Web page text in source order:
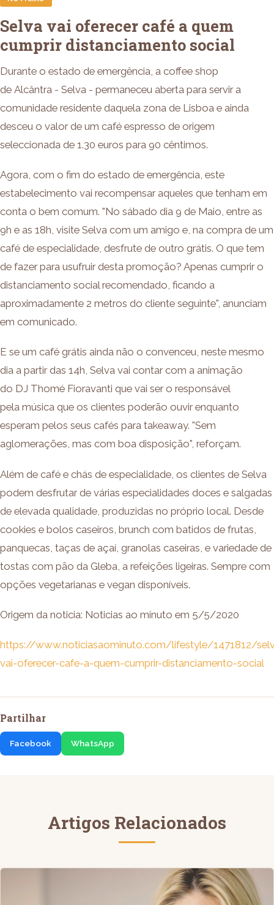
Selva vai oferecer café a quem
cumprir distanciamento social
Durante o estado de emergência, a coffee shop
de Alcântra - Selva - permaneceu aberta para servir a
comunidade residente daquela zona de Lisboa e ainda
desceu o valor de um café espresso de origem
seleccionada de 1.30 euros para 90 cêntimos.
Agora, com o fim do estado de emergência, este
estabelecimento vai recompensar aqueles que tenham em
conta o bem comum. "No sábado dia 9 de Maio, entre as
9h e as 18h, visite Selva com um amigo e, na compra de um
café de especialidade, desfrute de outro grátis. O que tem
de fazer para usufruir desta promoção? Apenas cumprir o
distanciamento social recomendado, ficando a
aproximadamente 2 metros do cliente seguinte", anunciam
em comunicado.
E se um café grátis ainda não o convenceu, neste mesmo
dia a partir das 14h, Selva vai contar com a animação
do DJ Thomé Fioravanti que vai ser o responsável
pela música que os clientes poderão ouvir enquanto
esperam pelos seus cafés para takeaway. "Sem
aglomerações, mas com boa disposição", reforçam.
Além de café e chás de especialidade, os clientes de Selva
podem desfrutar de várias especialidades doces e salgadas
de elevada qualidade, produzidas no próprio local. Desde
cookies e bolos caseiros, brunch com batidos de frutas,
panquecas, taças de açaí, granolas caseiras, e variedade de
tostas com pão da Gleba, a refeições ligeiras. Sempre com
opções vegetarianas e vegan disponíveis.
Origem da noticia: Noticias ao minuto em 5/5/2020
https://www.noticiasaominuto.com/lifestyle/1471812/
vai-oferecer-cafe-a-quem-cumprir-distanciamento-social
Partilhar
Facebook WhatsApp
Artigos Relacionados